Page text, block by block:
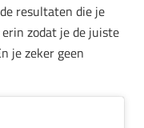
resultaten die je
zodat je de juiste
je zeker geen